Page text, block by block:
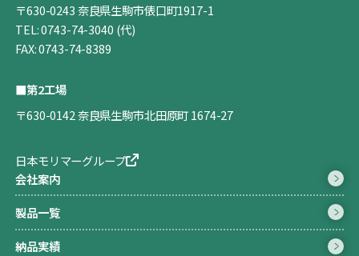
〒630-0243 奈良県生駒市俵口町1917-1
TEL:0743-74-3040 (代)
FAX: 0743-74-8389
■第2工場
〒630-0142 奈良県生駒市北田原町 1674-27
日本モリマーグループ
会社案内
製品一覧
納品実績